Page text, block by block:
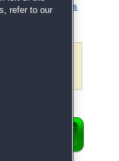
Rapunzels
refer to our